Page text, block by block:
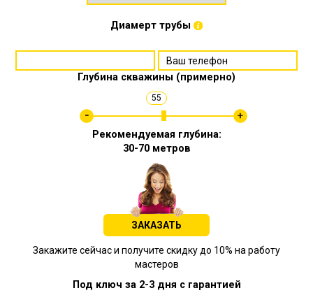
Диамерт трубы
Глубина скважины (примерно)
55
Рекомендуемая глубина:
30-70 метров
ЗАКАЗАТЬ
Закажите сейчас и получите скидку до 10% на работу
мастеров
Под ключ за 2-3 дня с гарантией